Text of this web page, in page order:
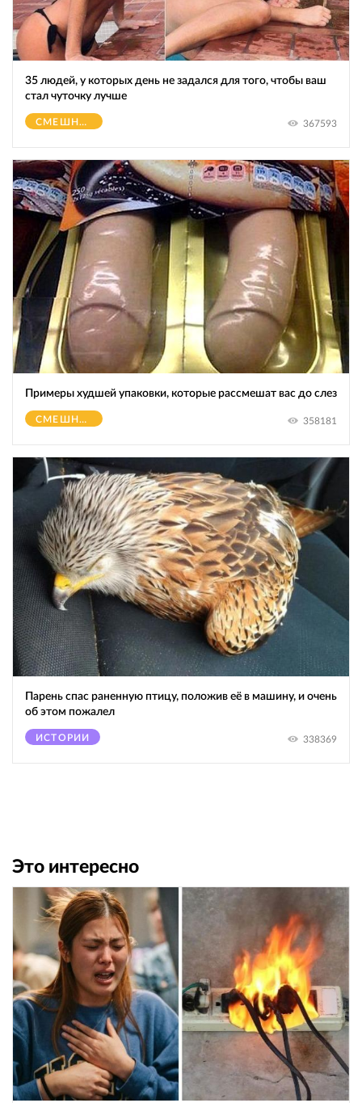
35 людей, у которых день не задался для того, чтобы ваш
стал чуточку лучше
СМЕШНОЕ 367593
Примеры худшей упаковки, которые рассмешат вас до слез
СМЕШНОЕ 358181
Парень спас раненную птицу, положив её в машину, и очень
об этом пожалел
ИСТОРИИ 338369
Это интересно